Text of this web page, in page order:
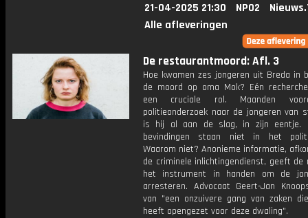
21-04-2025 21:30 NPO2
Alle afleveringen
De restaurantmoord: Afl. 3
Hoe kwamen zes jongeren uit Breda in
de moord op oma Mok? Eén
een cruciale rol. Maanden
politieonderzoek naar de jongeren van
is hij al aan de slag, in zijn eentje.
bevindingen staan niet in het
Waarom niet? Anonieme informatie,
de criminele inlichtingendienst, geeft de
het instrument in handen om de
arresteren. Advocaat Geert-Jan
van "een onzuivere gang van zaken
heeft opengezet voor deze dwaling".